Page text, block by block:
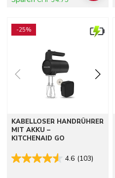
-25%
KABELLOSER HANDRÜHRER
MIT AKKU –
KITCHENAID GO
4.6 (103)